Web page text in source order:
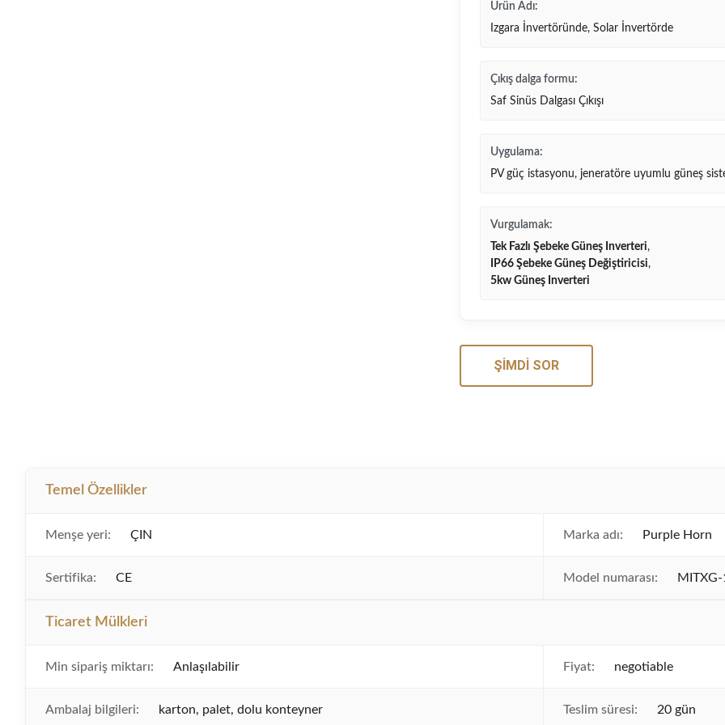
Ürün Adı:
Izgara İnvertöründe, Solar İnvertörde
Çıkış dalga formu:
Saf Sinüs Dalgası Çıkışı
Uygulama:
PV güç istasyonu, jeneratöre uyumlu güneş
Vurgulamak:
Tek Fazlı Şebeke Güneş Inverteri,
IP66 Şebeke Güneş Değiştiricisi,
5kw Güneş Inverteri
ŞIMDI SOR
Temel Özellikler
Menşe yeri: ÇIN Marka adı: Purple Horn
Sertifika: CE Model numarası:
Ticaret Mülkleri
Min sipariş miktarı: Anlaşılabilir Fiyat: negotiable
Ambalaj bilgileri: karton, palet, dolu konteyner Teslim süresi: 20 gün